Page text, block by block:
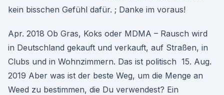
kein bisschen Gefühl dafür. ; Danke im voraus!
Apr. 2018 Ob Gras, Koks oder MDMA – Rausch wird
in Deutschland gekauft und verkauft, auf Straßen, in
Clubs und in Wohnzimmern. Das ist politisch 15. Aug.
2019 Aber was ist der beste Weg, um die Menge an
Weed zu bestimmen, die Du verwendest? Ein